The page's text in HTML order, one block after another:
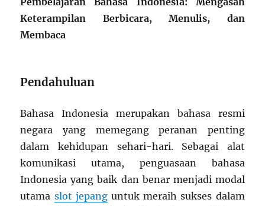
Keterampilan Berbicara, Menulis, dan
Membaca
Pendahuluan
Bahasa Indonesia merupakan bahasa resmi
negara yang memegang peranan penting
dalam kehidupan sehari-hari. Sebagai alat
komunikasi utama, penguasaan bahasa
Indonesia yang baik dan benar menjadi modal
utama slot jepanguntuk meraih sukses dalam